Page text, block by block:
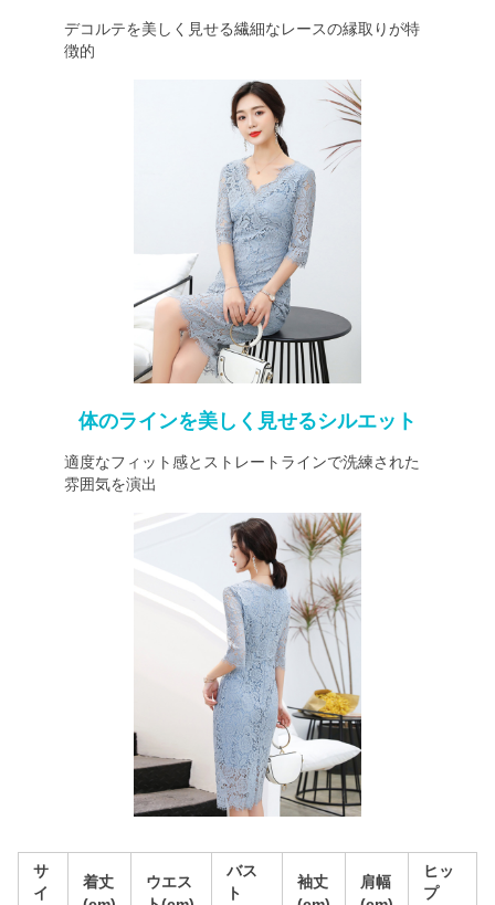
デコルテを美しく見せる繊細なレースの縁取りが特
徴的
体のラインを美しく見せるシルエット
適度なフィット感とストレートラインで洗練された
雰囲気を演出
サ
イ
着丈
ウエス
バス
ト
袖丈
肩幅
ヒッ
プ